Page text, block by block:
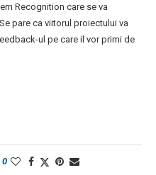
Recognition care se va
pare ca viitorul proiectului va
ul pe care il vor primi de
0